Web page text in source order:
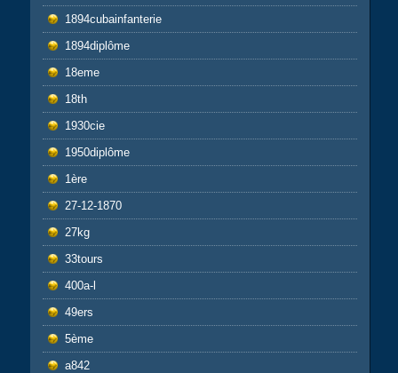
1894cubainfanterie
1894diplôme
18eme
18th
1930cie
1950diplôme
1ère
27-12-1870
27kg
33tours
400a-l
49ers
5ème
a842